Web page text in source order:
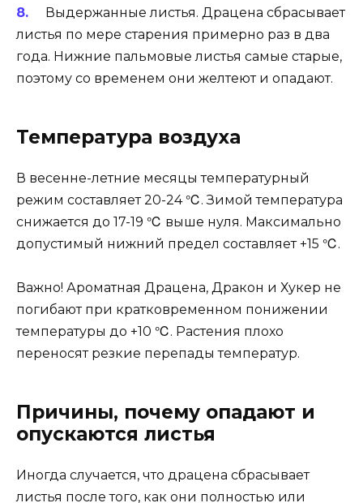
Выдержанные листья. Драцена сбрасывает
листья по мере старения примерно раз в два
года. Нижние пальмовые листья самые старые,
поэтому со временем они желтеют и опадают.
Температура воздуха
В весенне-летние месяцы температурный
режим составляет 20-24 ℃. Зимой температура
снижается до 17-19 ℃ выше нуля. Максимально
допустимый нижний предел составляет +15 ℃.
Важно! Ароматная Драцена, Дракон и Хукер не
погибают при кратковременном понижении
температуры до +10 ℃. Растения плохо
переносят резкие перепады температур.
Причины, почему опадают и
опускаются листья
Иногда случается, что драцена сбрасывает
листья после того, как они полностью или